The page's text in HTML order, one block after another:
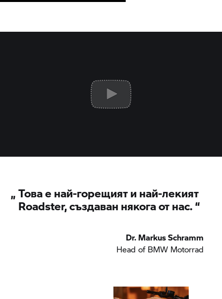
„Това е най-горещият и най-лекият
Roadster, създаван някога от нас.“
Dr. Markus Schramm
Head of BMW Motorrad